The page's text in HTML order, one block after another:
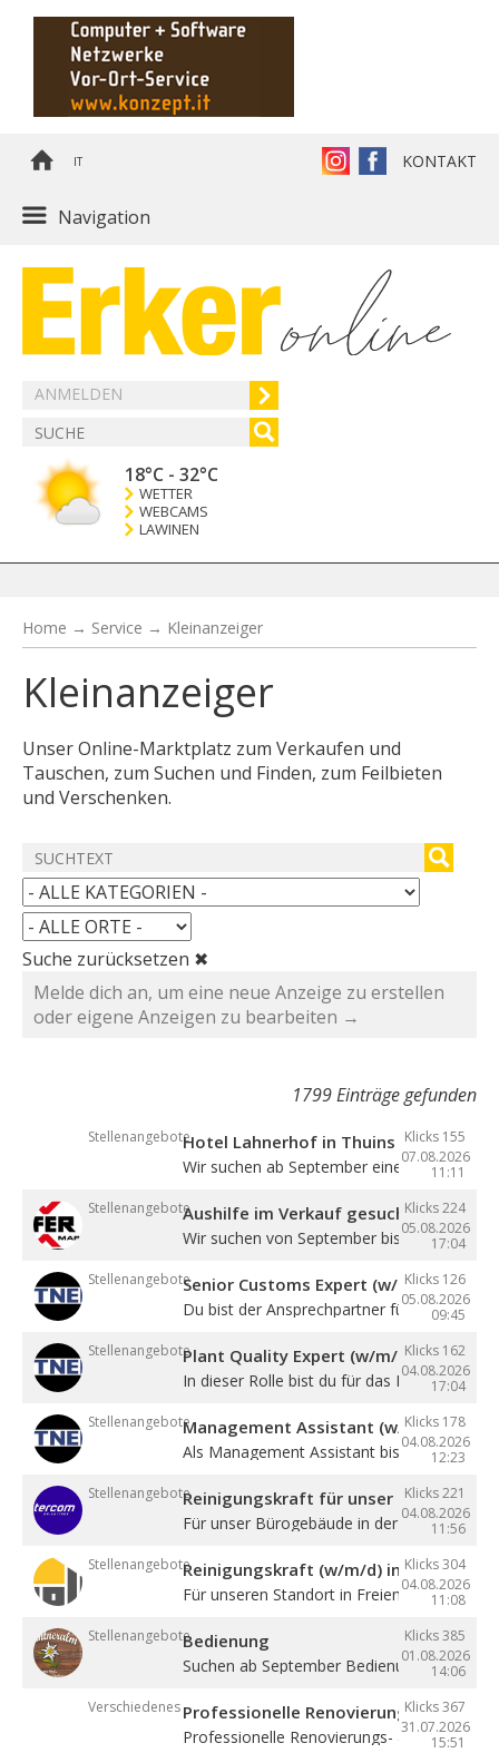
IT KONTAKT
Navigation
ANMELDEN
18°C - 32°C
WETTER
WEBCAMS
LAWINEN
Home → Service → Kleinanzeiger
Kleinanzeiger
Unser Online-Marktplatz zum Verkaufen und
Tauschen, zum Suchen und Finden, zum Feilbieten
und Verschenken.
Suche zurücksetzen ✖
Melde dich an, um eine neue Anzeige zu erstellen
oder eigene Anzeigen zu bearbeiten →
1799 Einträge gefunden
Stellenangebote
Klicks 155
07.08.2026
11:11
Hotel Lahnerhof in Thuins sucht eine
Wir suchen ab September eine ...
Stellenangebote
Klicks 224
05.08.2026
17:04
Aushilfe im Verkauf gesucht
Wir suchen von September bis Dezember
Stellenangebote
Klicks 126
05.08.2026
09:45
Senior Customs Expert (w/m/d)
Du bist der Ansprechpartner für alle
Stellenangebote
Klicks 162
04.08.2026
17:04
Plant Quality Expert (w/m/d)
In dieser Rolle bist du für das Management
Stellenangebote
Klicks 178
04.08.2026
12:23
Management Assistant (w/m/d)
Als Management Assistant bist du eine ...
Stellenangebote
Klicks 221
04.08.2026
11:56
Reinigungskraft für unser
Für unser Bürogebäude in der
Stellenangebote
Klicks 304
04.08.2026
11:08
Reinigungskraft (w/m/d) in Teilzeit
Für unseren Standort in Freienfeld suchen ...
Stellenangebote
Klicks 385
01.08.2026
14:06
Bedienung
Suchen ab September Bedienung in
Verschiedenes
Klicks 367
31.07.2026
15:51
Professionelle Renovierung
Professionelle Renovierungs- &